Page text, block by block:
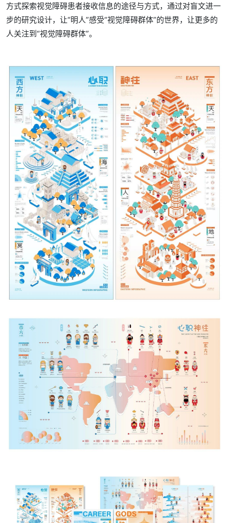
方式探索视觉障碍患者接收信息的途径与方式，通过对盲文进一
步的研究设计，让“明人”感受“视觉障碍群体”的世界，让更多的
人关注到“视觉障碍群体”。